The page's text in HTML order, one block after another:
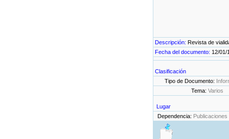
Descripción: Revista de
Fecha del documento: 12/01/
Clasificación
Tipo de Documento:
Tema: Varios
Lugar
Dependencia: Publicaciones